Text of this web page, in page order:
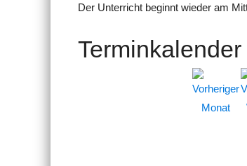
Der Unterricht beginnt wieder am
Terminkalender